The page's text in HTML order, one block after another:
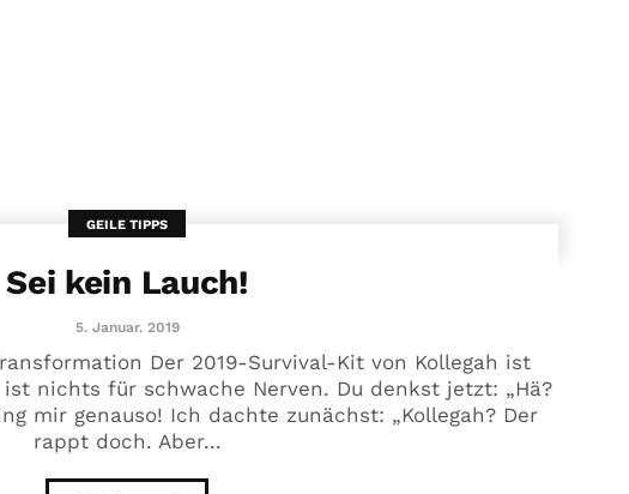
GEILE TIPPS
Sei kein Lauch!
5. Januar. 2019
Der 2019-Survival-Kit von Kollegah ist
ist nichts für schwache Nerven. Du denkst jetzt: „Hä?
mir genauso! Ich dachte zunächst: „Kollegah? Der
rappt doch. Aber...